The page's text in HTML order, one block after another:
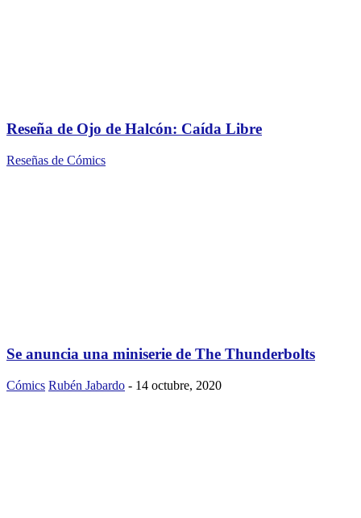
Reseña de Ojo de Halcón: Caída Libre
Reseñas de Cómics
Se anuncia una miniserie de The Thunderbolts
Cómics Rubén Jabardo - 14 octubre, 2020